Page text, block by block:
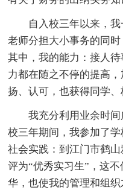
自入校三年以来，我
老师分担大小事务的同
其中，我的能力：接人
力都在随之不停的提高
扬、认可，也获得同学、
我充分利用业余时间
校三年期间，我参加了
社会实践：到江门市鹤
评为“优秀实习生”，这
华，也使我的管理和组